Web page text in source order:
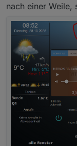
nach einer Weile,